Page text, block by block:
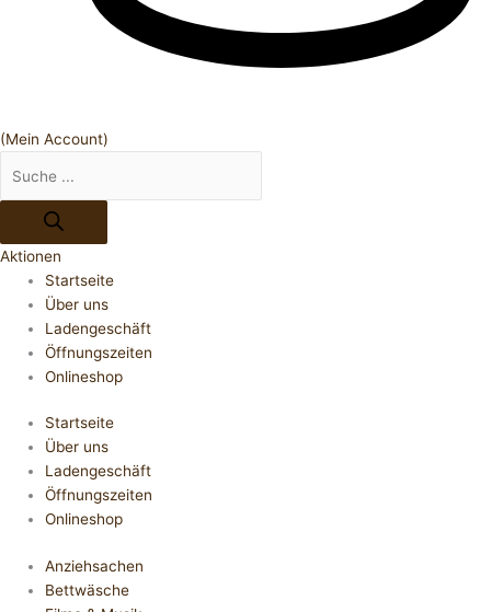
(Mein Account)
Aktionen
Startseite
Über uns
Ladengeschäft
Öffnungszeiten
Onlineshop
Startseite
Über uns
Ladengeschäft
Öffnungszeiten
Onlineshop
Anziehsachen
Bettwäsche